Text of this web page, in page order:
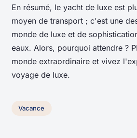
En résumé, le yacht de luxe est
moyen de transport ; c'est une
monde de luxe et de
eaux. Alors, pourquoi attendre ?
monde extraordinaire et vivez
voyage de luxe.
Vacance